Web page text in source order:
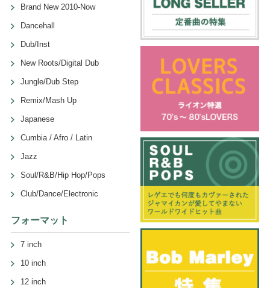
Brand New 2010-Now
Dancehall
Dub/Inst
New Roots/Digital Dub
Jungle/Dub Step
Remix/Mash Up
Japanese
Cumbia / Afro / Latin
Jazz
Soul/R&B/Hip Hop/Pops
Club/Dance/Electronic
フォーマット
7 inch
10 inch
12 inch